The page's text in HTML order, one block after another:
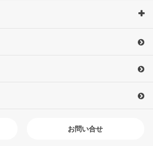
お問い合せ